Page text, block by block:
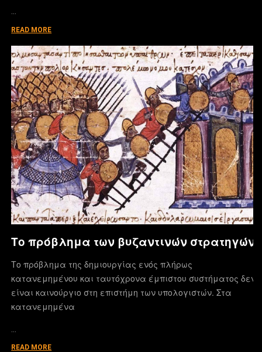
…
READ MORE
Το πρόβλημα των βυζαντινών στρατηγών
Το πρόβλημα της δημιουργίας ενός πλήρως
κατανεμημένου και ταυτόχρονα έμπιστου συστήματος δεν
είναι καινούργιο στη επιστήμη των υπολογιστών. Στα
κατανεμημένα
READ MORE